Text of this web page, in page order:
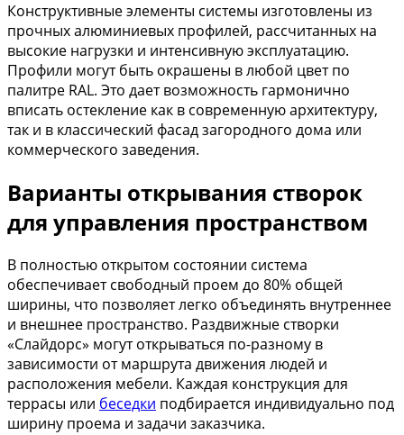
Конструктивные элементы системы изготовлены из
прочных алюминиевых профилей, рассчитанных на
высокие нагрузки и интенсивную эксплуатацию.
Профили могут быть окрашены в любой цвет по
палитре RAL. Это дает возможность гармонично
вписать остекление как в современную архитектуру,
так и в классический фасад загородного дома или
коммерческого заведения.
Варианты открывания створок
для управления пространством
В полностью открытом состоянии система
обеспечивает свободный проем до 80% общей
ширины, что позволяет легко объединять внутреннее
и внешнее пространство. Раздвижные створки
«Слайдорс» могут открываться по-разному в
зависимости от маршрута движения людей и
расположения мебели. Каждая конструкция для
террасы или беседки подбирается индивидуально под
ширину проема и задачи заказчика.